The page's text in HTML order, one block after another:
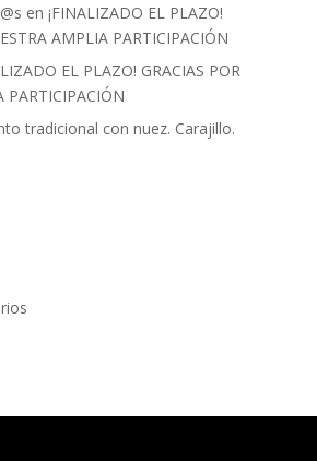
en ¡FINALIZADO EL PLAZO!
AMPLIA PARTICIPACIÓN
EL PLAZO! GRACIAS POR
PARTICIPACIÓN
tradicional con nuez. Carajillo.